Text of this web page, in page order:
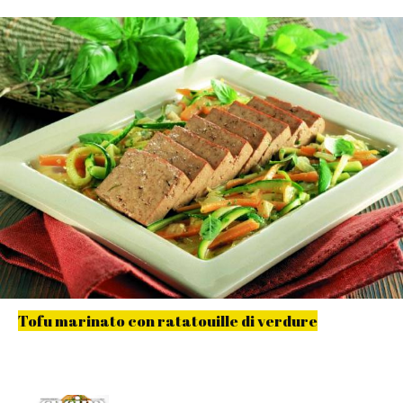
Tofu marinato con ratatouille di verdure